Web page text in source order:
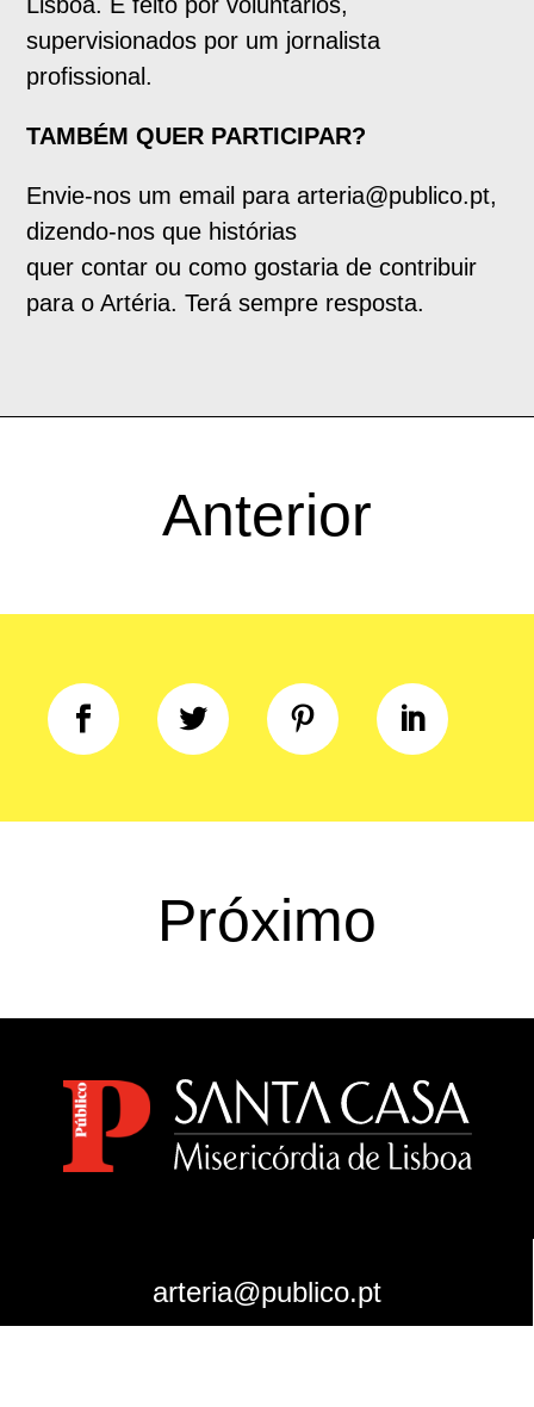
supervisionados por um jornalista
profissional.
TAMBÉM QUER PARTICIPAR?
Envie-nos um email para arteria@publico.pt,
dizendo-nos que histórias
quer contar ou como gostaria de contribuir
para o Artéria. Terá sempre resposta.
Anterior
Próximo
arteria@publico.pt